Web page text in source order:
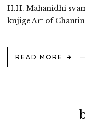
H.H. Mahanidhi
knjige Art of
READ MORE